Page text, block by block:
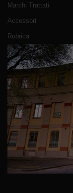
Marchi Trattati
Accessori
Rubrica